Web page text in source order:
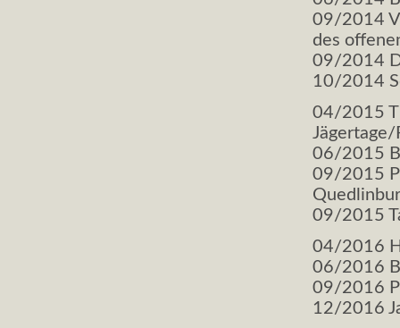
09/2014
des
09/2014
10/2014
04/2015
Jägertage/
06/2015
09/2015
09/2015
04/2016
06/2016
09/2016
12/2016